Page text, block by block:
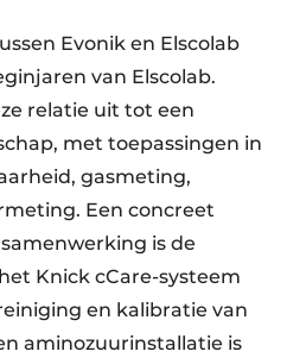
Evonik en Elscolab
van Elscolab.
relatie uit tot een
met toepassingen in
gasmeting,
Een concreet
is de
Knick cCare-systeem
en kalibratie van
aminozuurinstallatie is